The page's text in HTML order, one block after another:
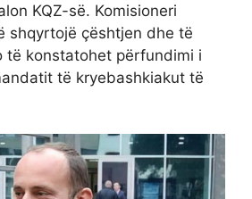
KQZ-së. Komisioneri
shqyrtojë çështjen dhe të
të konstatohet përfundimi i
të kryebashkiakut të